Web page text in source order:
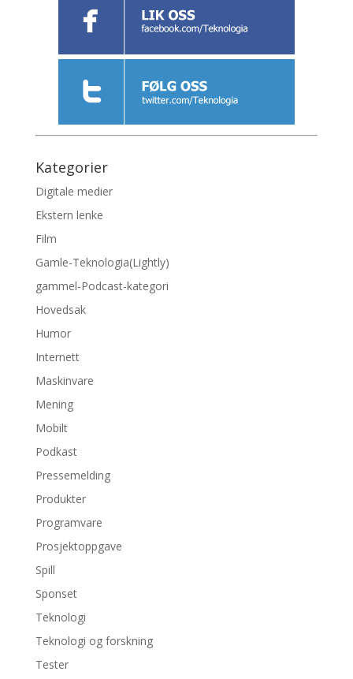
Kategorier
Digitale medier
Ekstern lenke
Film
Gamle-Teknologia(Lightly)
gammel-Podcast-kategori
Hovedsak
Humor
Internett
Maskinvare
Mening
Mobilt
Podkast
Pressemelding
Produkter
Programvare
Prosjektoppgave
Spill
Sponset
Teknologi
Teknologi og forskning
Tester